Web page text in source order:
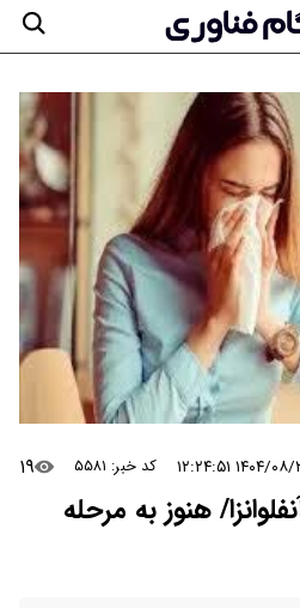
۰۸/۲۸ ۱۲:۲۴:۵۱ کد خبر: ۵۵۸۱ ۱۹
هنوز به مرحله